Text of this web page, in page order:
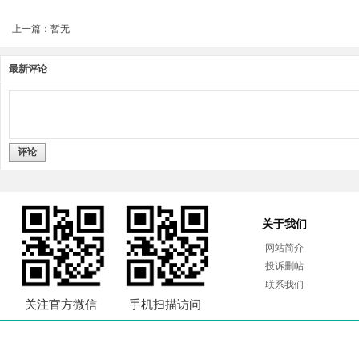
上一篇：暂无
最新评论
评论
关注官方微信 手机扫描访问
关于我们
网站简介
投诉删帖
联系我们